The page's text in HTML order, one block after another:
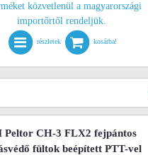
közvetlenül a magyarországi
importőrtől rendeljük.
részletek kosárba!
Peltor CH-3 FLX2 fejpántos
fültok beépített PTT-vel